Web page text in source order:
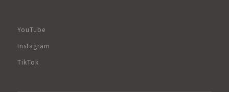
YouTube
Instagram
TikTok